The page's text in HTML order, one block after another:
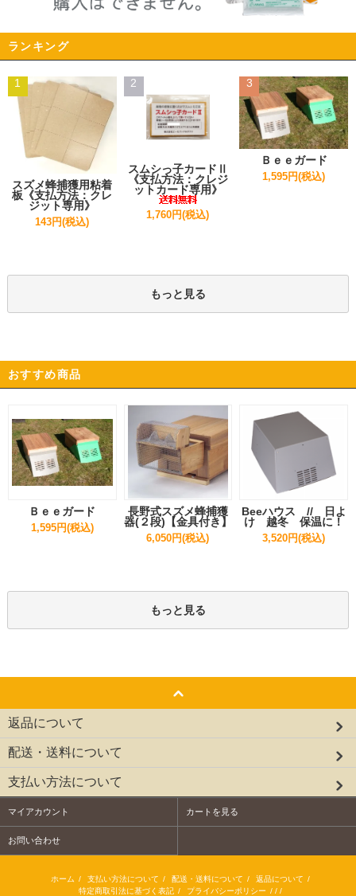
ランキング
1
スズメ蜂捕獲用粘着
板《支払方法：クレ
ジット専用》
143円(税込)
2
スムシっ子カードⅡ
《支払方法：クレジ
ットカード専用》
1,760円(税込)
3
Ｂｅｅガード
1,595円(税込)
もっと見る
おすすめ商品
Ｂｅｅガード
1,595円(税込)
長野式スズメ蜂捕獲
器(２段)【金具付き】
6,050円(税込)
Beeハウス // 日よ
け 越冬 保温に！
3,520円(税込)
もっと見る
返品について
配送・送料について
支払い方法について
マイアカウント カートを見る
お問い合わせ
ホーム / 支払い方法について / 配送・送料について / 返品について /
特定商取引法に基づく表記 / プライバシーポリシー / / /